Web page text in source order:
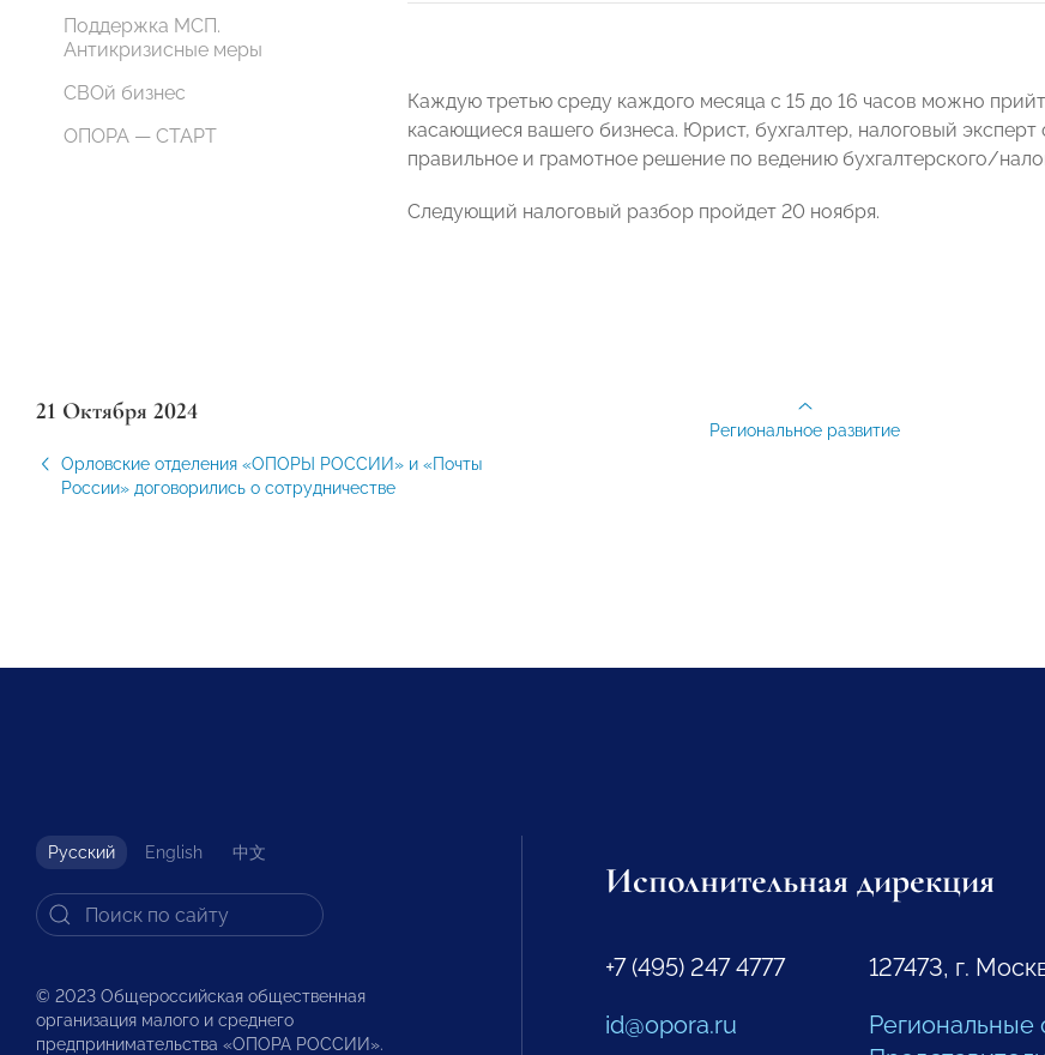
Поддержка МСП.
Антикризисные меры
СВОй бизнес
ОПОРА — СТАРТ
Каждую третью среду каждого месяца с 15 до 16 часов можно
касающиеся вашего бизнеса. Юрист, бухгалтер, налоговый
правильное и грамотное решение по ведению бухгалтерского/
Следующий налоговый разбор пройдет 20 ноября.
21 Октября 2024
Орловские отделения «ОПОРЫ РОССИИ» и «Почты
России» договорились о сотрудничестве
Региональное развитие
Русский English 中文
© 2023 Общероссийская общественная
организация малого и среднего
предпринимательства «ОПОРА РОССИИ».
Исполнительная дирекция
+7 (495) 247 4777
id@opora.ru
127473, г.
Региональные